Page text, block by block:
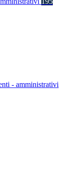
- amministrativi